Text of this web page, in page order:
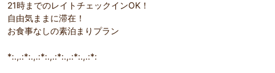
21時までのレイトチェックインOK！
自由気ままに滞在！
お食事なしの素泊まりプラン
*:.,.:*:.,.:*:.,.:*:.,.:*:.,.:*: